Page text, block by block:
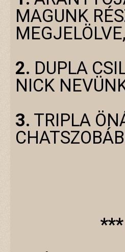
MAGUNK
2. DUPLA
NICK
3. TRIPLA
***